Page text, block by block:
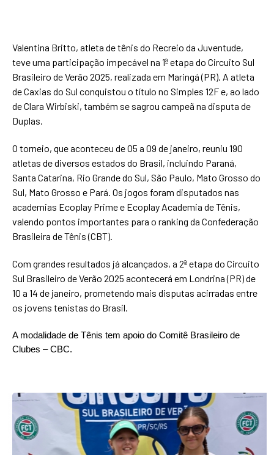
Valentina Britto, atleta de tênis do Recreio da Juventude,
teve uma participação impecável na 1ª etapa do Circuito Sul
Brasileiro de Verão 2025, realizada em Maringá (PR). A atleta
de Caxias do Sul conquistou o título no Simples 12F e, ao lado
de Clara Wirbiski, também se sagrou campeã na disputa de
Duplas.
O torneio, que aconteceu de 05 a 09 de janeiro, reuniu 190
atletas de diversos estados do Brasil, incluindo Paraná,
Santa Catarina, Rio Grande do Sul, São Paulo, Mato Grosso do
Sul, Mato Grosso e Pará. Os jogos foram disputados nas
academias Ecoplay Prime e Ecoplay Academia de Tênis,
valendo pontos importantes para o ranking da Confederação
Brasileira de Tênis (CBT).
Com grandes resultados já alcançados, a 2ª etapa do Circuito
Sul Brasileiro de Verão 2025 acontecerá em Londrina (PR) de
10 a 14 de janeiro, prometendo mais disputas acirradas entre
os jovens tenistas do Brasil.
A modalidade de Tênis tem apoio do Comitê Brasileiro de
Clubes – CBC.